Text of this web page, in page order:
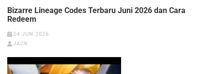
Bizarre Lineage Codes Terbaru Juni 2026 dan Cara
Redeem
24 JUN 2026
JACK